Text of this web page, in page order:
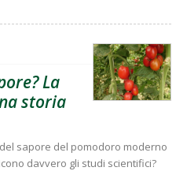
La
storia
sapore del pomodoro moderno
davvero gli studi scientifici?